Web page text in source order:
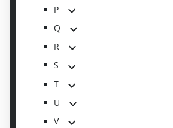
P
Q
R
S
T
U
V